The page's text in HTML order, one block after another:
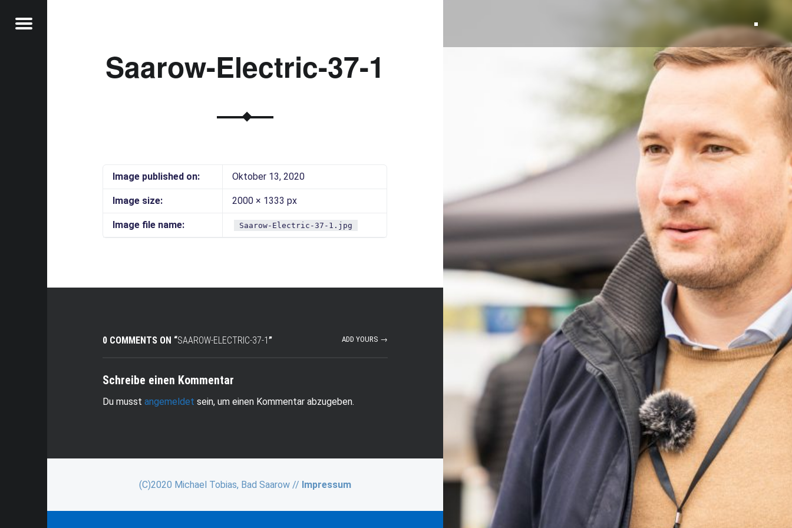
Bad Saarow Electric
Menu
Saarow-Electric-37-1
Image published on: Oktober 13, 2020
Image size: 2000 × 1333 px
Image file name: Saarow-Electric-37-1.jpg
0 COMMENTS ON “SAAROW-ELECTRIC-37-1” ADD YOURS →
Schreibe einen Kommentar
Du musstangemeldet sein, um einen Kommentar abzugeben.
(C)2020 Michael Tobias, Bad Saarow // Impressum